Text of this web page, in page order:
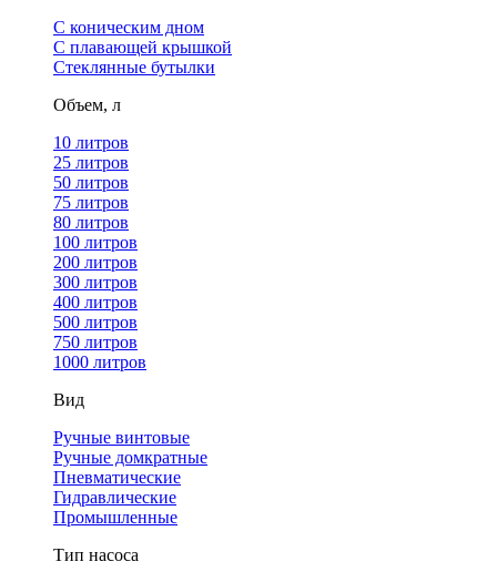
С коническим дном
С плавающей крышкой
Стеклянные бутылки
Объем, л
10 литров
25 литров
50 литров
75 литров
80 литров
100 литров
200 литров
300 литров
400 литров
500 литров
750 литров
1000 литров
Вид
Ручные винтовые
Ручные домкратные
Пневматические
Гидравлические
Промышленные
Тип насоса